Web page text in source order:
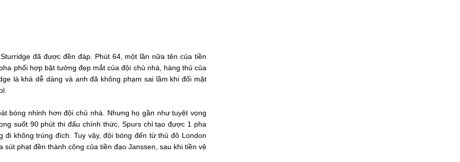
đã được đền đáp. Phút 64, một lần nữa tên của tiền
phối hợp bật tường đẹp mắt của đội chủ nhà, hàng thủ của
là khá dễ dàng và anh đã không phạm sai lầm khi đối mặt
bóng nhỉnh hơn đội chủ nhà. Nhưng họ gần như tuyệt vọng
suốt 90 phút thi đấu chính thức, Spurs chỉ tạo được 1 pha
không trúng đích. Tuy vậy, đội bóng đến từ thủ đô London
phạt đền thành công của tiền đạo Janssen, sau khi tiền vệ